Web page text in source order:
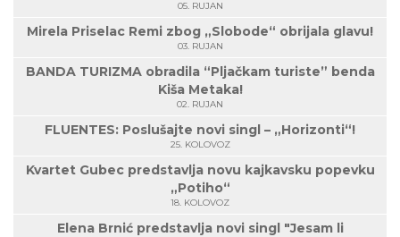
05. RUJAN
Mirela Priselac Remi zbog „Slobode“ obrijala glavu!
03. RUJAN
BANDA TURIZMA obradila “Pljačkam turiste” benda
Kiša Metaka!
02. RUJAN
FLUENTES: Poslušajte novi singl – „Horizonti“!
25. KOLOVOZ
Kvartet Gubec predstavlja novu kajkavsku popevku
„Potiho“
18. KOLOVOZ
Elena Brnić predstavlja novi singl "Jesam li